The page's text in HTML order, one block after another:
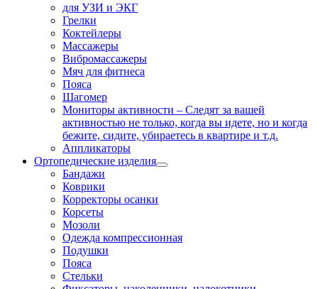
для УЗИ и ЭКГ
Грелки
Коктейлеры
Массажеры
Вибромассажеры
Мяч для фитнеса
Пояса
Шагомер
Мониторы активности – Следят за вашей
активностью не только, когда вы идете, но и когда
бежите, сидите, убираетесь в квартире и т.д.
Аппликаторы
Ортопедические изделия
Бандажи
Коврики
Корректоры осанки
Корсеты
Мозоли
Одежда компрессионная
Подушки
Пояса
Стельки